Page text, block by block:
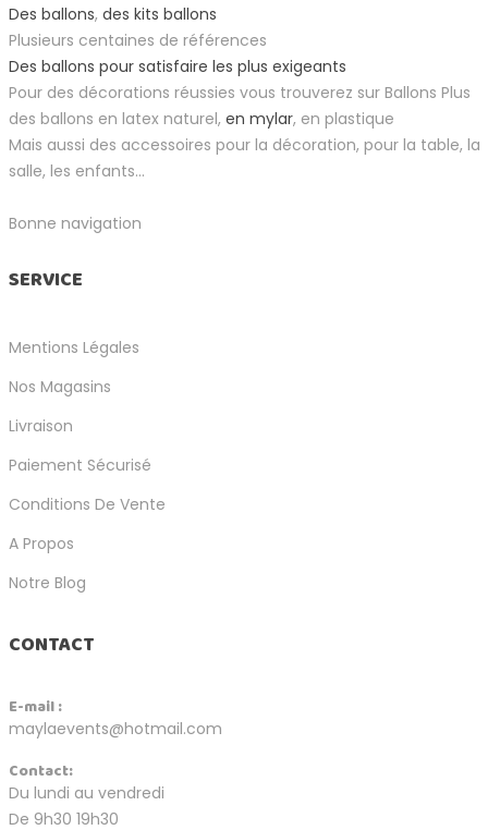
Des ballons, des kits ballons
Plusieurs centaines de références
Des ballons pour satisfaire les plus exigeants
Pour des décorations réussies vous trouverez sur Ballons Plus
des ballons en latex naturel, en mylar, en plastique
Mais aussi des accessoires pour la décoration, pour la table, la
salle, les enfants...
Bonne navigation
SERVICE
Mentions Légales
Nos Magasins
Livraison
Paiement Sécurisé
Conditions De Vente
A Propos
Notre Blog
CONTACT
E-mail :
maylaevents@hotmail.com
Contact:
Du lundi au vendredi
De 9h30 19h30